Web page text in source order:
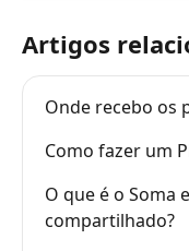
Artigos
Onde recebo os
Como fazer um
O que é o Soma
compartilhado?